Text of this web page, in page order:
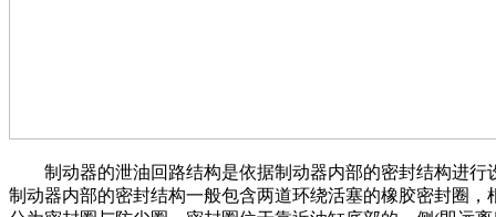
制动器的泄油回路结构是依据制动器内部的密封结构进行
制动器内部的密封结构一般包含两道环绕活塞的橡胶密封圈，